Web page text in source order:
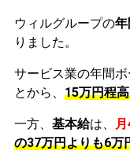
ウィルグループの
りました。
サービス業の年間
とから、 15万円程
一方、 基本給は、
の37万円よりも6万